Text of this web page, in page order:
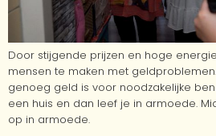
Door stijgende prijzen en hoge
mensen te maken met
genoeg geld is voor noodzakelijke
een huis en dan leef je in armoede.
op in armoede.